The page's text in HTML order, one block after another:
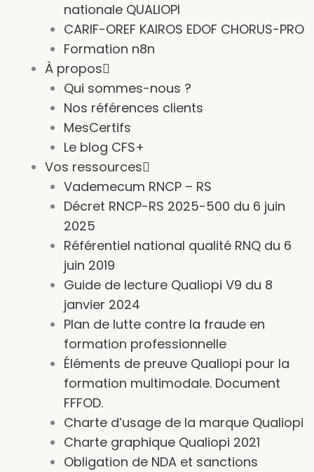
nationale QUALIOPI
CARIF-OREF KAIROS EDOF CHORUS-PRO
Formation n8n
À propos
Qui sommes-nous ?
Nos références clients
MesCertifs
Le blog CFS+
Vos ressources
Vademecum RNCP – RS
Décret RNCP-RS 2025-500 du 6 juin
2025
Référentiel national qualité RNQ du 6
juin 2019
Guide de lecture Qualiopi V9 du 8
janvier 2024
Plan de lutte contre la fraude en
formation professionnelle
Éléments de preuve Qualiopi pour la
formation multimodale. Document
FFFOD.
Charte d’usage de la marque Qualiopi
Charte graphique Qualiopi 2021
Obligation de NDA et sanctions